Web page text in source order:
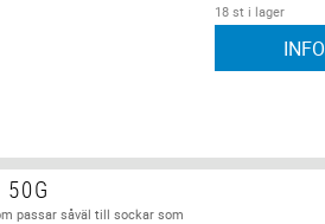
18 st i lager
INFO
passar såväl till sockar som